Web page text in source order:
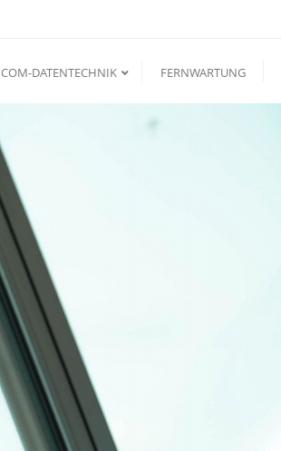
COM-DATENTECHNIK FERNWARTUNG